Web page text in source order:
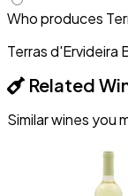
Who produces
Terras d'Ervideira
Related
Similar wines you